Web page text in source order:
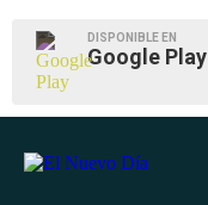
DISPONIBLE EN
Google Play